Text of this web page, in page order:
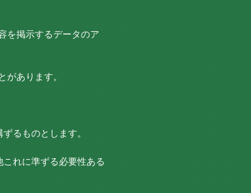
を掲示するデータのア
あります。
るものとします。
れに準ずる必要性ある